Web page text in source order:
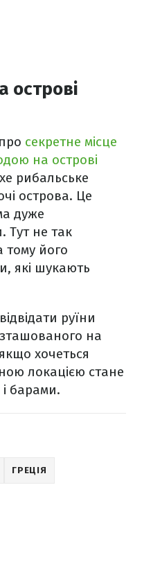
острові
секретне місце
на острові
рибальське
острова. Це
дуже
не так
тому його
які шукають
руїни
на
хочеться
локацією стане
барами.
ГРЕЦІЯ